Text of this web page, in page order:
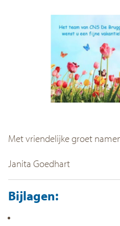
Met vriendelijke groet
Janita Goedhart
Bijlagen: